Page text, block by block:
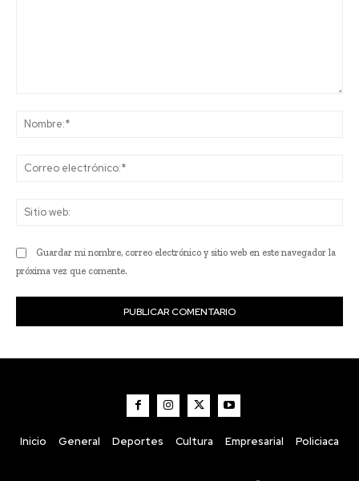
Guardar mi nombre, correo electrónico y sitio web en este navegador la
próxima vez que comente.
Inicio General Deportes Cultura Empresarial Policiaca